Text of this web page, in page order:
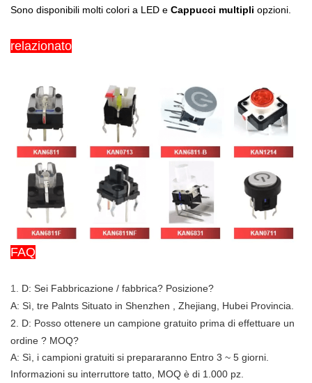
Sono disponibili molti colori a LED e Cappucci multipli opzioni.
relazionato
FAQ
1. D: Sei Fabbricazione / fabbrica? Posizione?
A: Sì, tre Palnts Situato in Shenzhen , Zhejiang, Hubei Provincia.
2. D: Posso ottenere un campione gratuito prima di effettuare un
ordine ? MOQ?
A: Sì, i campioni gratuiti si prepararanno Entro 3 ~ 5 giorni.
Informazioni su interruttore tatto, MOQ è di 1.000 pz.